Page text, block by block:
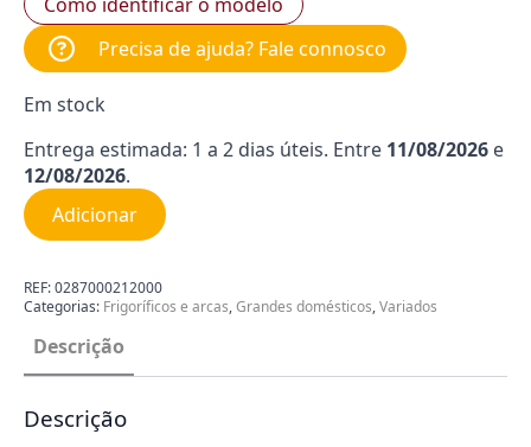
Precisa de ajuda? Fale connosco
Em stock
Entrega estimada: 1 a 2 dias úteis. Entre 11/08/2026 e
12/08/2026.
Adicionar
REF:0287000212000
Categorias: Frigoríficos e arcas,Grandes domésticos,Variados
Descrição
Descrição